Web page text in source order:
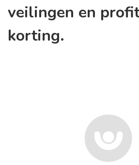
veilingen en
korting.